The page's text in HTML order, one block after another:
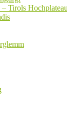
Tirols Hochplateau